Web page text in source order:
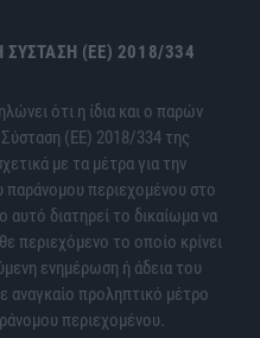
(ΕΕ) 2018/334
ότι η ίδια και ο παρών
(ΕΕ) 2018/334 της
με τα μέτρα για την
παράνομου περιεχομένου στο
αυτό διατηρεί το δικαίωμα να
περιεχόμενο το οποίο κρίνει
ενημέρωση ή άδεια του
αναγκαίο προληπτικό μέτρο
περιεχομένου.